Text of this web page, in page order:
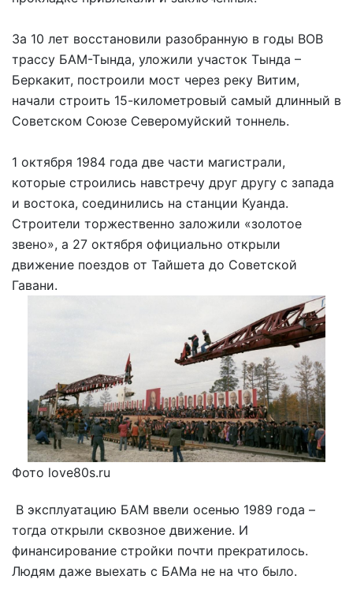
За 10 лет восстановили разобранную в годы ВОВ
трассу БАМ-Тында, уложили участок Тында –
Беркакит, построили мост через реку Витим,
начали строить 15-километровый самый длинный в
Советском Союзе Северомуйский тоннель.
1 октября 1984 года две части магистрали,
которые строились навстречу друг другу с запада
и востока, соединились на станции Куанда.
Строители торжественно заложили «золотое
звено», а 27 октября официально открыли
движение поездов от Тайшета до Советской
Гавани.
Фото love80s.ru
В эксплуатацию БАМ ввели осенью 1989 года –
тогда открыли сквозное движение. И
финансирование стройки почти прекратилось.
Людям даже выехать с БАМа не на что было.